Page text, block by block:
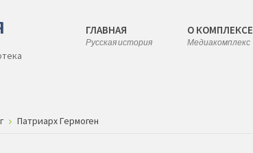
ГЛАВНАЯ
Русская история
О КОМПЛЕКСЕ
Медиакомплекс
Патриарх Гермоген